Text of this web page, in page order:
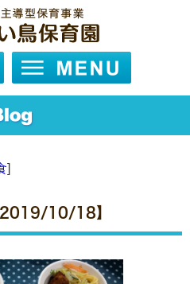
]
2019/10/18】